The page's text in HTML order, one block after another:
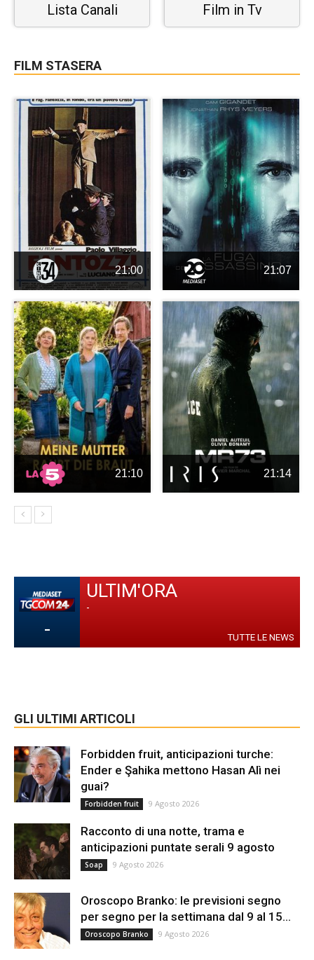
Lista Canali Film in Tv
FILM STASERA
21:00 21:07
21:10 21:14
-
ULTIM'ORA
-
TUTTE LE NEWS
GLI ULTIMI ARTICOLI
Forbidden fruit, anticipazioni turche:
Ender e Şahika mettono Hasan Alì nei
guai?
Forbidden fruit 9 Agosto 2026
Racconto di una notte, trama e
anticipazioni puntate serali 9 agosto
Soap 9 Agosto 2026
Oroscopo Branko: le previsioni segno
per segno per la settimana dal 9 al 15...
Oroscopo Branko 9 Agosto 2026